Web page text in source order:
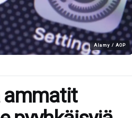
Alamy / AOP
ammatit